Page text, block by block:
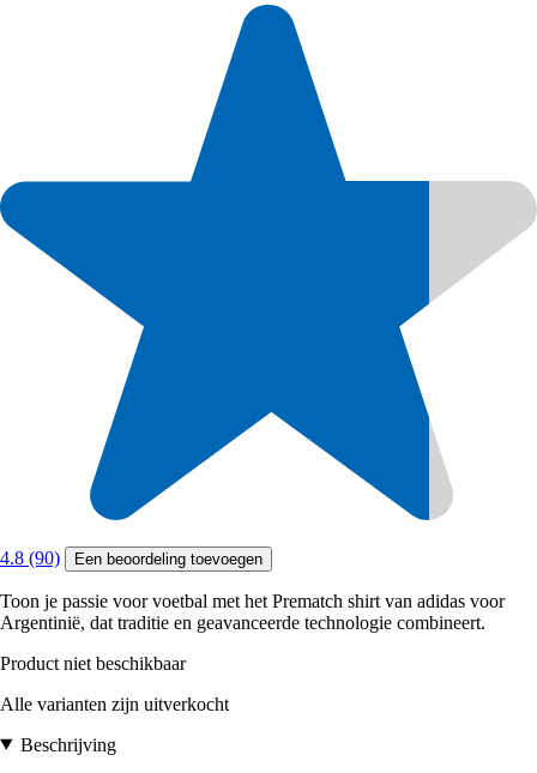
4.8 (90) Een beoordeling toevoegen
Toon je passie voor voetbal met het Prematch shirt van adidas voor
Argentinië, dat traditie en geavanceerde technologie combineert.
Product niet beschikbaar
Alle varianten zijn uitverkocht
Beschrijving